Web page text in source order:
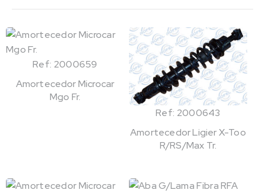
Ref: 2000659
Amortecedor Microcar
Mgo Fr.
Ref: 2000643
Amortecedor Ligier X-Too
R/RS/Max Tr.